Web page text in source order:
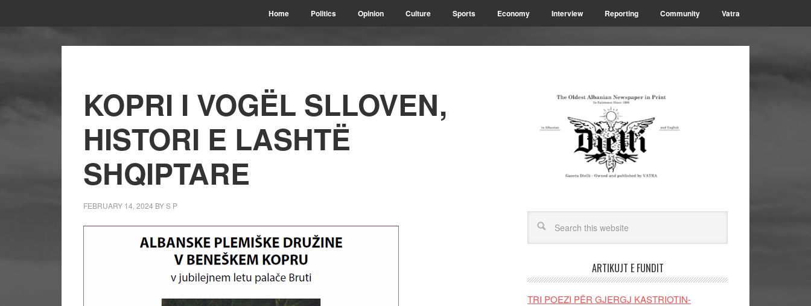
Home Politics Opinion Culture Sports Economy Interview Reporting Community Vatra
KOPRI I VOGËL SLLOVEN,
HISTORI E LASHTË
SHQIPTARE
FEBRUARY 14, 2024 BYS P
ARTIKUJT E FUNDIT
TRI POEZI PËR GJERGJ KASTRIOTIN-